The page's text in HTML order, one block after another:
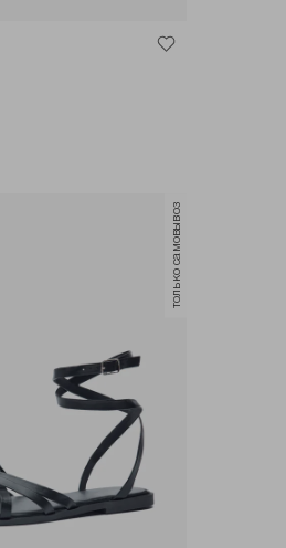
только самовывоз